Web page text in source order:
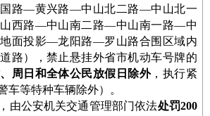
路—黄兴路—中山北二路—中山北一
西路—中山南二路—中山南一路—中
面投影—龙阳路—罗山路合围区域内
路），禁止悬挂外省市机动车号牌的
周日和全体公民放假日除外，执行紧
车等特种车辆除外）。
由公安机关交通管理部门依法处罚200